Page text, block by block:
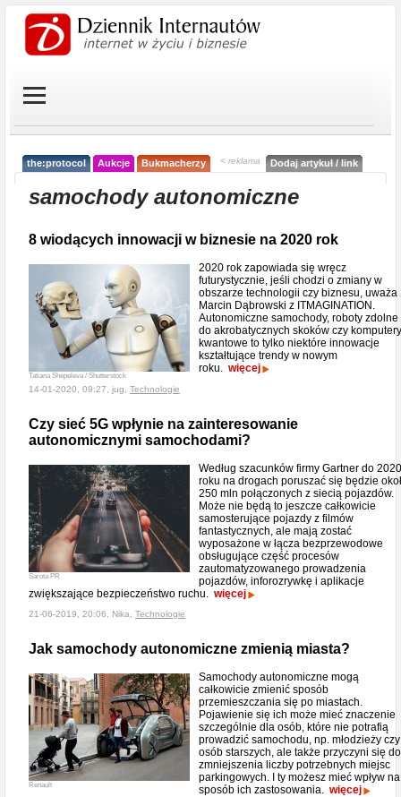
the:protocol Aukcje Bukmacherzy < reklama Dodaj artykuł / link
samochody autonomiczne
8 wiodących innowacji w biznesie na 2020 rok
Tatiana Shepeleva / Shutterstock
2020 rok zapowiada się wręcz
futurystycznie, jeśli chodzi o zmiany w
obszarze technologii czy biznesu, uważa
Marcin Dąbrowski z ITMAGINATION.
Autonomiczne samochody, roboty zdolne
do akrobatycznych skoków czy komputery
kwantowe to tylko niektóre innowacje
kształtujące trendy w nowym
roku. więcej
14-01-2020, 09:27, jug, Technologie
Czy sieć 5G wpłynie na zainteresowanie
autonomicznymi samochodami?
Sarota PR
Według szacunków firmy Gartner do 2020
roku na drogach poruszać się będzie
250 mln połączonych z siecią pojazdów.
Może nie będą to jeszcze całkowicie
samosterujące pojazdy z filmów
fantastycznych, ale mają zostać
wyposażone w łącza bezprzewodowe
obsługujące część procesów
zautomatyzowanego prowadzenia
pojazdów, inforozrywkę i aplikacje
zwiększające bezpieczeństwo ruchu. więcej
21-06-2019, 20:06, Nika, Technologie
Jak samochody autonomiczne zmienią miasta?
Renault
Samochody autonomiczne mogą
całkowicie zmienić sposób
przemieszczania się po miastach.
Pojawienie się ich może mieć znaczenie
szczególnie dla osób, które nie potrafią
prowadzić samochodu, np. młodzieży czy
osób starszych, ale także przyczyni się do
zmniejszenia liczby potrzebnych miejsc
parkingowych. I ty możesz mieć wpływ na
sposób ich zastosowania. więcej